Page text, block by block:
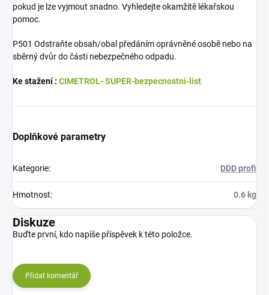
pokud je lze vyjmout snadno. Vyhledejte okamžitě lékařskou
pomoc.
P501 Odstraňte obsah/obal předáním oprávněné osobě nebo na
sběrný dvůr do části nebezpečného odpadu.
Ke stažení : CIMETROL- SUPER-bezpecnostni-list
Doplňkové parametry
Kategorie: DDD profi
Hmotnost: 0.6 kg
Diskuze
Buďte první, kdo napíše příspěvek k této položce.
Přidat komentář